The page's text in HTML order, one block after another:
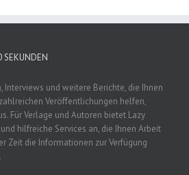
SEKUNDEN
Interviews und weitere Berichte, die Ihnen
Veröffentlichungen helfen,
Für Verlage und Autoren bietet Lazy
hilfreiche Services an, die Ihnen Arbeit
Zeit die Informationen zur Verfügung